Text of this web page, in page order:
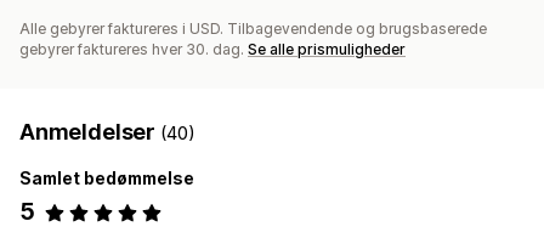
Alle gebyrer faktureres i USD. Tilbagevendende og brugsbaserede
gebyrer faktureres hver 30. dag. Se alle prismuligheder
Anmeldelser (40)
Samlet bedømmelse
5